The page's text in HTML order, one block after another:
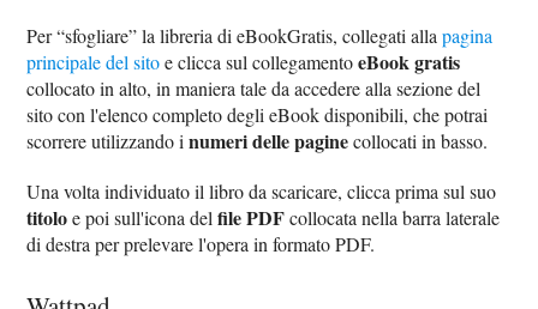
Per “sfogliare” la libreria di eBookGratis, collegati allapagina
principale del sitoe clicca sul collegamentoeBook gratis
collocato in alto, in maniera tale da accedere alla sezione del
sito con l'elenco completo degli eBook disponibili, che potrai
scorrere utilizzando inumeri delle paginecollocati in basso.
Una volta individuato il libro da scaricare, clicca prima sul suo
titoloe poi sull'icona delfile PDFcollocata nella barra laterale
di destra per prelevare l'opera in formato PDF.